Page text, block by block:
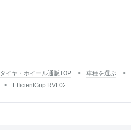
タイヤ・ホイール通販TOP 車種を選ぶ
EfficientGrip RVF02